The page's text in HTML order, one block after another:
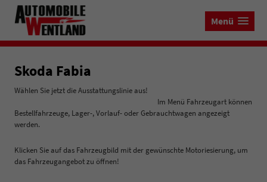
Menü
Skoda Fabia
Wählen Sie jetzt die Ausstattungslinie aus!
Im Menü Fahrzeugart können
Bestellfahrzeuge, Lager-, Vorlauf- oder Gebrauchtwagen angezeigt
werden.
Klicken Sie auf das Fahrzeugbild mit der gewünschte Motoriesierung, um
das Fahrzeugangebot zu öffnen!